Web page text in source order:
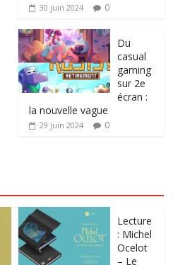
30 juin 2024 0
Du
casual
gaming
sur 2e
écran :
la nouvelle vague
29 juin 2024 0
Lecture
: Michel
Ocelot
– Le